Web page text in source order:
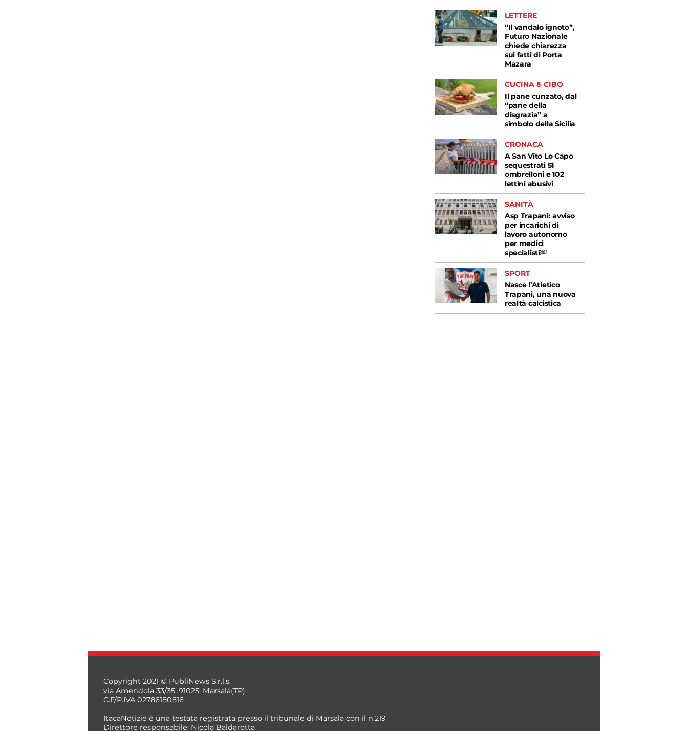
LETTERE
“Il vandalo ignoto”,
Futuro Nazionale
chiede chiarezza
sui fatti di Porta
Mazara
CUCINA & CIBO
Il pane cunzato, dal
“pane della
disgrazia” a
simbolo della Sicilia
CRONACA
A San Vito Lo Capo
sequestrati 51
ombrelloni e 102
lettini abusivi
SANITÀ
Asp Trapani: avviso
per incarichi di
lavoro autonomo
per medici
specialisti￼
SPORT
Nasce l’Atletico
Trapani, una nuova
realtà calcistica
Copyright 2021 © PubliNews S.r.l.s.
via Amendola 33/35, 91025, Marsala(TP)
C.F/P.IVA 02786180816
ItacaNotizie è una testata registrata presso il tribunale di Marsala con il n.219
Direttore responsabile: Nicola Baldarotta